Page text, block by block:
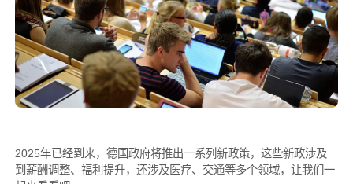
2025年已经到来，德国政府将推出一系列新政策，这些新政涉及
到薪酬调整、福利提升，还涉及医疗、交通等多个领域，让我们一